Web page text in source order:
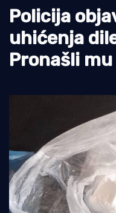
Pomorstvo
Ribolov
Ekologija
Policija
uhićenja
Pronašli